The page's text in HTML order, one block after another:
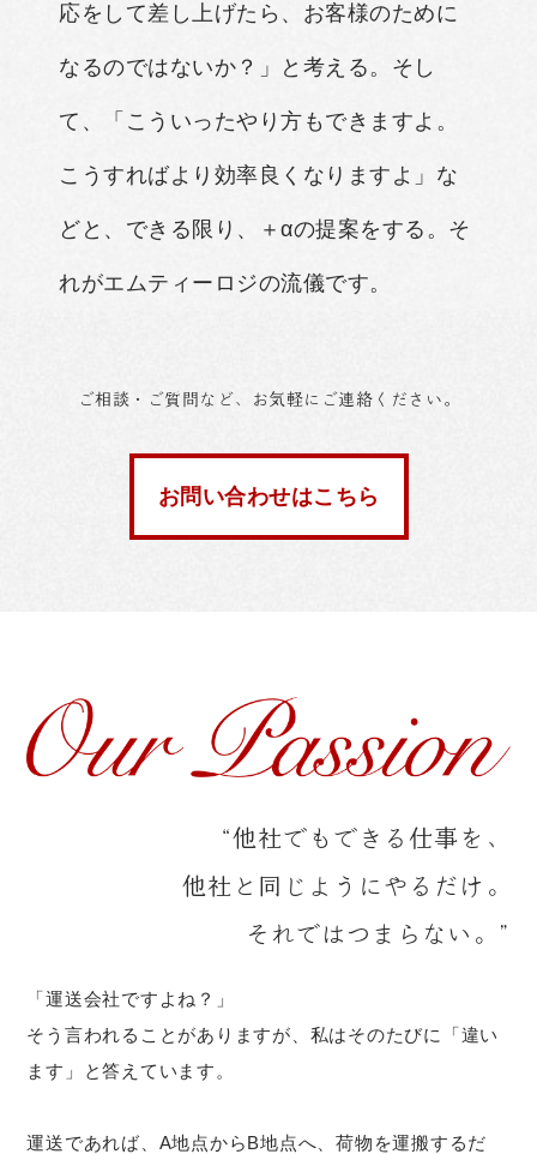
応をして差し上げたら、お客様のために
なるのではないか？」と考える。そし
て、「こういったやり方もできますよ。
こうすればより効率良くなりますよ」な
どと、できる限り、＋αの提案をする。そ
れがエムティーロジの流儀です。
ご相談・ご質問など、お気軽にご連絡ください。
お問い合わせはこちら
“他社でもできる仕事を、
他社と同じようにやるだけ。
それではつまらない。”
「運送会社ですよね？」
そう言われることがありますが、私はそのたびに「違い
ます」と答えています。
運送であれば、A地点からB地点へ、荷物を運搬するだ